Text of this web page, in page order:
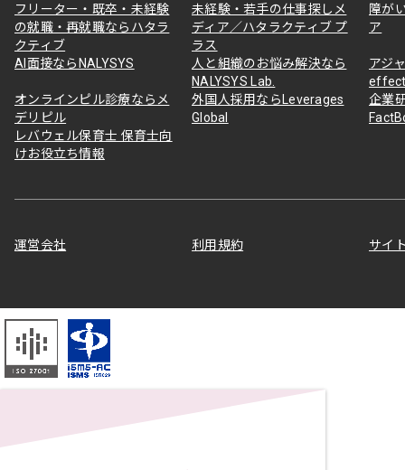
フリーター・既卒・未経験
の就職・再就職ならハタラ
クティブ
未経験・若手の仕事探しメ
ディア／ハタラクティブ プ
ラス
障が
ア
AI面接ならNALYSYS
人と組織のお悩み解決なら
NALYSYS Lab.
アジ
オンラインピル診療ならメ
デリピル
外国人採用ならLeverages
Global
企業
レバウェル保育士 保育士向
けお役立ち情報
運営会社 利用規約 サイ